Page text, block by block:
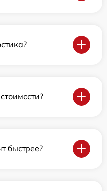
быстрее?